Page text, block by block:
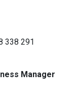
338 291
Manager